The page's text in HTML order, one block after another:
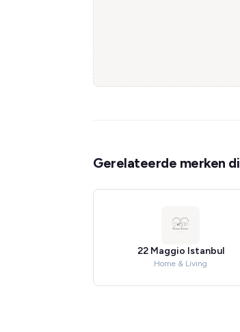
Gerelateerde merken
22 Maggio Istanbul
Home & Living